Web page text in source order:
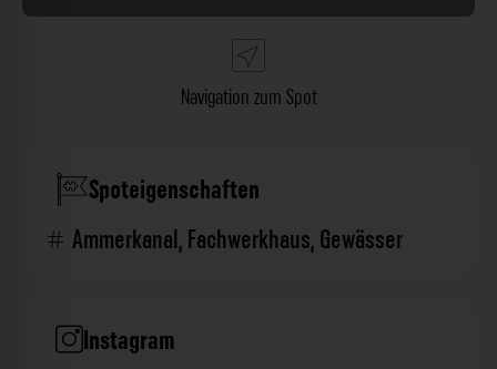
Navigation zum Spot
Spoteigenschaften
Ammerkanal,Fachwerkhaus,Gewässer
Instagram